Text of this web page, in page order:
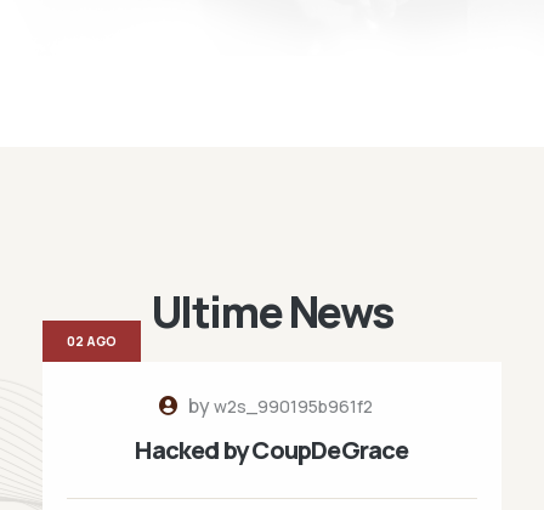
Ultime News
byw2s_990195b961f2
Hacked by CoupDeGrace
02 AGO